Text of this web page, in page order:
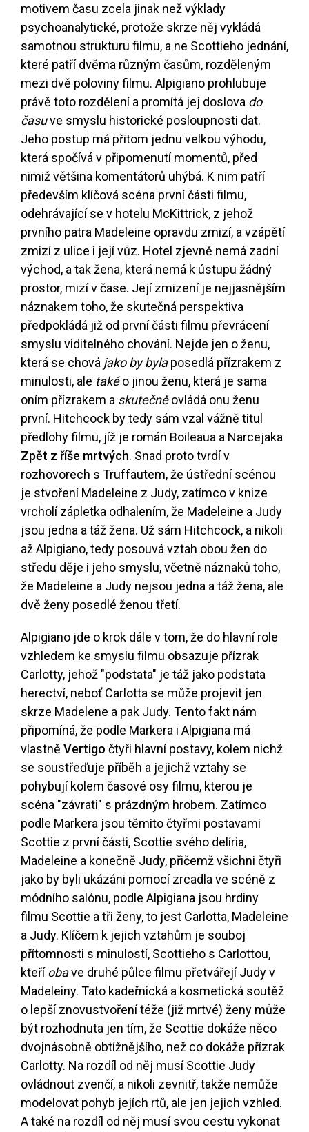
motivem času zcela jinak než výklady
psychoanalytické, protože skrze něj vykládá
samotnou strukturu filmu, a ne Scottieho jednání,
které patří dvěma různým časům, rozděleným
mezi dvě poloviny filmu. Alpigiano prohlubuje
právě toto rozdělení a promítá jej doslova do
časuve smyslu historické posloupnosti dat.
Jeho postup má přitom jednu velkou výhodu,
která spočívá v připomenutí momentů, před
nimiž většina komentátorů uhýbá. K nim patří
především klíčová scéna první části filmu,
odehrávající se v hotelu McKittrick, z jehož
prvního patra Madeleine opravdu zmizí, a vzápětí
zmizí z ulice i její vůz. Hotel zjevně nemá zadní
východ, a tak žena, která nemá k ústupu žádný
prostor, mizí v čase. Její zmizení je nejjasnějším
náznakem toho, že skutečná perspektiva
předpokládá již od první části filmu převrácení
smyslu viditelného chování. Nejde jen o ženu,
která se chová jako by bylaposedlá přízrakem z
minulosti, ale takéo jinou ženu, která je sama
oním přízrakem a skutečněovládá onu ženu
první. Hitchcock by tedy sám vzal vážně titul
předlohy filmu, jíž je román Boileaua a Narcejaka
Zpět z říše mrtvých. Snad proto tvrdí v
rozhovorech s Truffautem, že ústřední scénou
je stvoření Madeleine z Judy, zatímco v knize
vrcholí zápletka odhalením, že Madeleine a Judy
jsou jedna a táž žena. Už sám Hitchcock, a nikoli
až Alpigiano, tedy posouvá vztah obou žen do
středu děje i jeho smyslu, včetně náznaků toho,
že Madeleine a Judy nejsou jedna a táž žena, ale
dvě ženy posedlé ženou třetí.
Alpigiano jde o krok dále v tom, že do hlavní role
vzhledem ke smyslu filmu obsazuje přízrak
Carlotty, jehož "podstata" je táž jako podstata
herectví, neboť Carlotta se může projevit jen
skrze Madelene a pak Judy. Tento fakt nám
připomíná, že podle Markera i Alpigiana má
vlastně Vertigo čtyři hlavní postavy, kolem nichž
se soustřeďuje příběh a jejichž vztahy se
pohybují kolem časové osy filmu, kterou je
scéna "závrati" s prázdným hrobem. Zatímco
podle Markera jsou těmito čtyřmi postavami
Scottie z první části, Scottie svého delíria,
Madeleine a konečně Judy, přičemž všichni čtyři
jako by byli ukázáni pomocí zrcadla ve scéně z
módního salónu, podle Alpigiana jsou hrdiny
filmu Scottie a tři ženy, to jest Carlotta, Madeleine
a Judy. Klíčem k jejich vztahům je souboj
přítomnosti s minulostí, Scottieho s Carlottou,
kteříobave druhé půlce filmu přetvářejí Judy v
Madeleiny. Tato kadeřnická a kosmetická soutěž
o lepší znovustvoření téže (již mrtvé) ženy může
být rozhodnuta jen tím, že Scottie dokáže něco
dvojnásobně obtížnějšího, než co dokáže přízrak
Carlotty. Na rozdíl od něj musí Scottie Judy
ovládnout zvenčí, a nikoli zevnitř, takže nemůže
modelovat pohyb jejích rtů, ale jen jejich vzhled.
A také na rozdíl od něj musí svou cestu vykonat